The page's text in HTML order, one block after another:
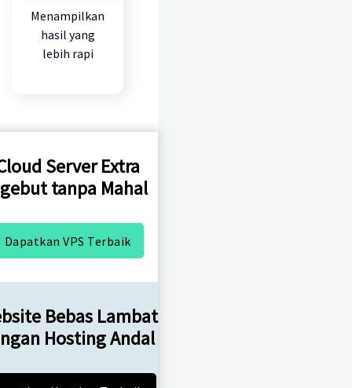
Menampilkan
hasil yang
lebih rapi
Server Extra
tanpa Mahal
Dapatkan VPS Terbaik
Bebas Lambat
Hosting Andal